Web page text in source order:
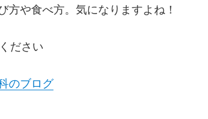
方や食べ方。気になりますよね！
ださい
のブログ